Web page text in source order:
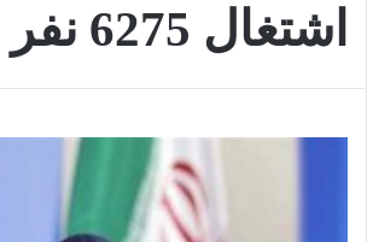
اشتغال 6275 نفر